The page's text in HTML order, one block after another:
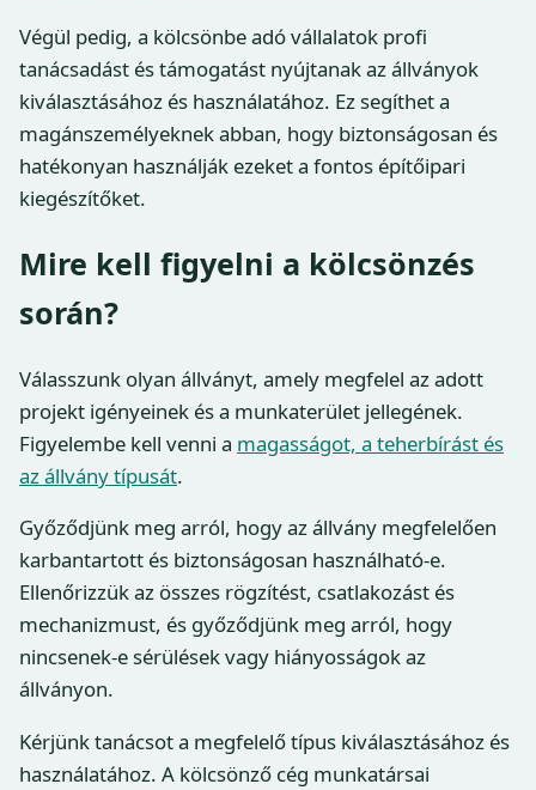
Végül pedig, a kölcsönbe adó vállalatok profi
tanácsadást és támogatást nyújtanak az állványok
kiválasztásához és használatához. Ez segíthet a
magánszemélyeknek abban, hogy biztonságosan és
hatékonyan használják ezeket a fontos építőipari
kiegészítőket.
Mire kell figyelni a kölcsönzés
során?
Válasszunk olyan állványt, amely megfelel az adott
projekt igényeinek és a munkaterület jellegének.
Figyelembe kell venni a magasságot, a teherbírást és
az állvány típusát.
Győződjünk meg arról, hogy az állvány megfelelően
karbantartott és biztonságosan használható-e.
Ellenőrizzük az összes rögzítést, csatlakozást és
mechanizmust, és győződjünk meg arról, hogy
nincsenek-e sérülések vagy hiányosságok az
állványon.
Kérjünk tanácsot a megfelelő típus kiválasztásához és
használatához. A kölcsönző cég munkatársai